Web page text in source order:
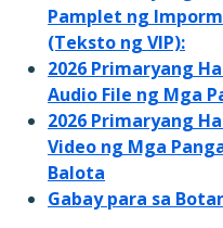
Pamplet ng
(Teksto ng VIP):
2026 Primaryang
Audio File ng Mga
2026 Primaryang
Video ng Mga
Balota
Gabay para sa